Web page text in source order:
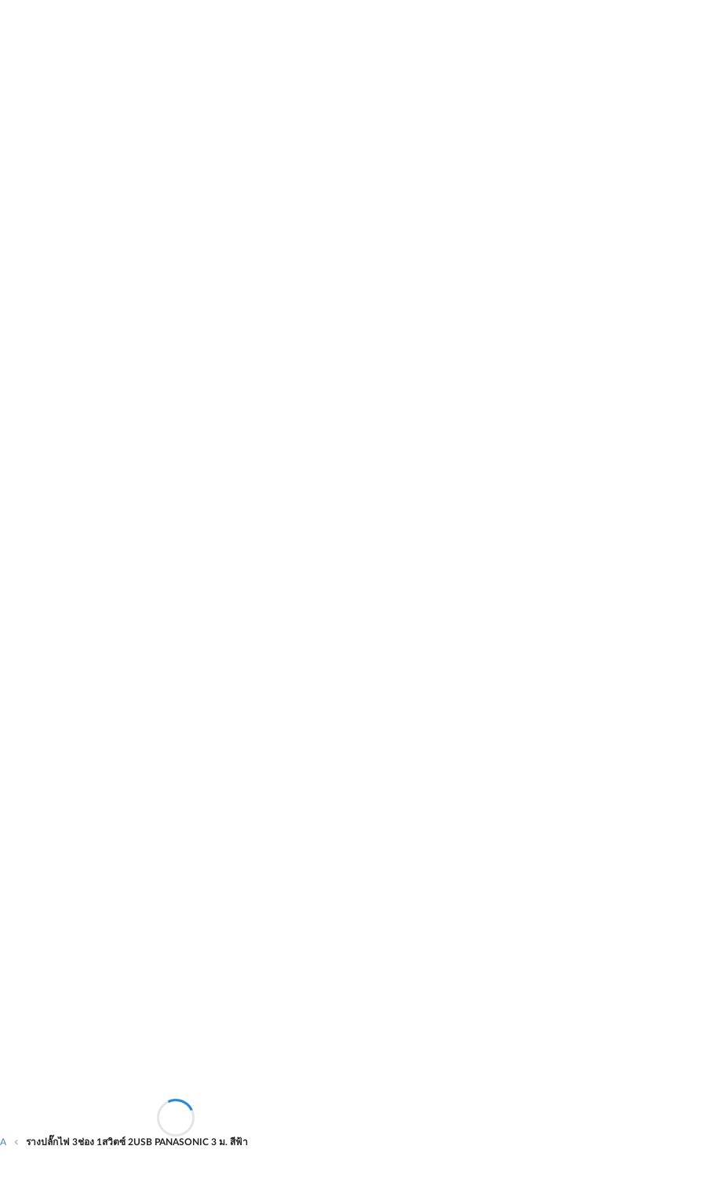
รางปลั๊กไฟ 3ช่อง 1สวิตซ์ 2USB PANASONIC 3 ม. สีฟ้า